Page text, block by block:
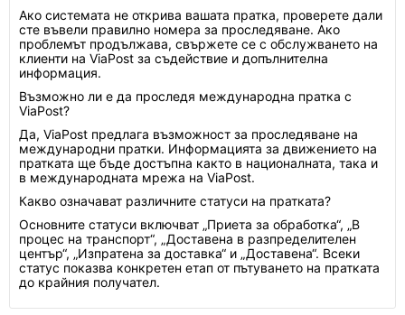
Ако системата не открива вашата пратка, проверете дали
сте въвели правилно номера за проследяване. Ако
проблемът продължава, свържете се с обслужването на
клиенти на ViaPost за съдействие и допълнителна
информация.
Възможно ли е да проследя международна пратка с
ViaPost?
Да, ViaPost предлага възможност за проследяване на
международни пратки. Информацията за движението на
пратката ще бъде достъпна както в националната, така и
в международната мрежа на ViaPost.
Какво означават различните статуси на пратката?
Основните статуси включват „Приета за обработка“, „В
процес на транспорт“, „Доставена в разпределителен
център“, „Изпратена за доставка“ и „Доставена“. Всеки
статус показва конкретен етап от пътуването на пратката
до крайния получател.